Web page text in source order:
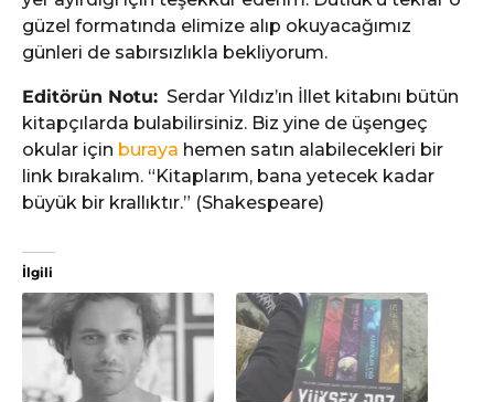
güzel formatında elimize alıp okuyacağımız
günleri de sabırsızlıkla bekliyorum.
Editörün Notu: Serdar Yıldız’ın İllet kitabını bütün
kitapçılarda bulabilirsiniz. Biz yine de üşengeç
okular için buraya hemen satın alabilecekleri bir
link bırakalım. “Kitaplarım, bana yetecek kadar
büyük bir krallıktır.” (Shakespeare)
İlgili